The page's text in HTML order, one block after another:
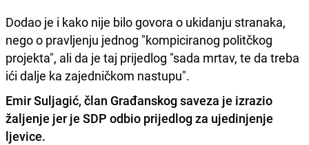
Dodao je i kako nije bilo govora o ukidanju stranaka,
nego o pravljenju jednog "kompiciranog politčkog
projekta", ali da je taj prijedlog "sada mrtav, te da treba
ići dalje ka zajedničkom nastupu".
Emir Suljagić, član Građanskog saveza je izrazio
žaljenje jer je SDP odbio prijedlog za ujedinjenje
ljevice.